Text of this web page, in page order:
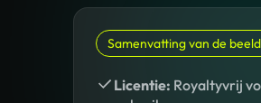
Samenvatting van de
Licentie: Royaltyvrij